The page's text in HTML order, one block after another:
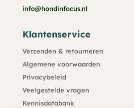
info@hondinfocus.nl
Klantenservice
Verzenden & retourneren
Algemene voorwaarden
Privacybeleid
Veelgestelde vragen
Kennisdatabank